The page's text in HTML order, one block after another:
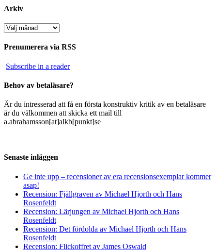
Arkiv
Arkiv
Prenumerera via RSS
Subscribe in a reader
Behov av betaläsare?
Är du intresserad att få en första konstruktiv kritik av en betaläsare
är du välkommen att skicka ett mail till
a.abrahamsson[at]alkb[punkt]se
Senaste inläggen
Ge inte upp – recensioner av era recensionsexemplar kommer
asap!
Recension: Fjällgraven av Michael Hjorth och Hans
Rosenfeldt
Recension: Lärjungen av Michael Hjorth och Hans
Rosenfeldt
Recension: Det fördolda av Michael Hjorth och Hans
Rosenfeldt
Recension: Flickoffret av James Oswald